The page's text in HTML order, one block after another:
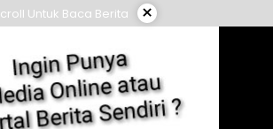
Untuk Baca Berita ×